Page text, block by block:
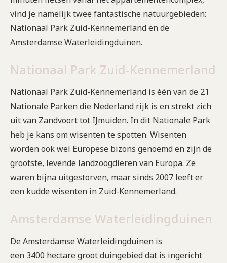
vind je namelijk twee fantastische natuurgebieden:
Nationaal Park Zuid-Kennemerland en de
Amsterdamse Waterleidingduinen.
Nationaal Park Zuid-Kennemerland
Nationaal Park Zuid-Kennemerland is één van de 21
Nationale Parken die Nederland rijk is en strekt zich
uit van Zandvoort tot IJmuiden. In dit Nationale Park
heb je kans om wisenten te spotten. Wisenten
worden ook wel Europese bizons genoemd en zijn de
grootste, levende landzoogdieren van Europa. Ze
waren bijna uitgestorven, maar sinds 2007 leeft er
een kudde wisenten in Zuid-Kennemerland.
Amsterdamse Waterleidingduinen
De Amsterdamse Waterleidingduinen is
een 3400 hectare groot duingebied dat is ingericht